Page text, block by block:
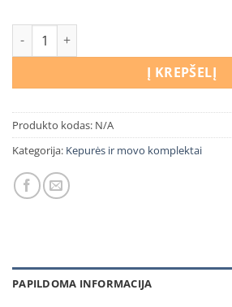
produkto kiekis: Kepurės ir movo
Į KREPŠELĮ
Produkto kodas: N/A
Kategorija: Kepurės ir movo komplektai
PAPILDOMA INFORMACIJA